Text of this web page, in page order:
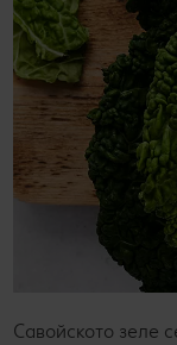
Савойското зеле